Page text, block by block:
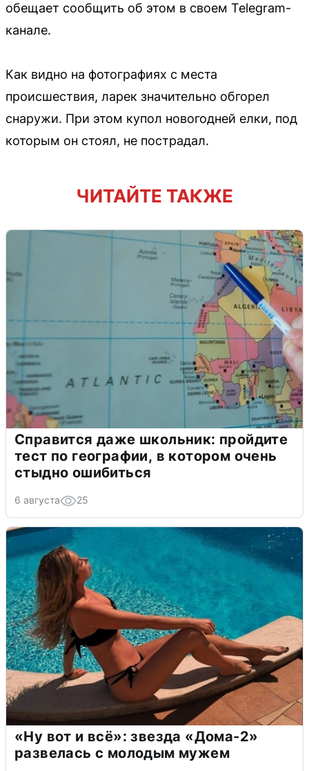
обещает сообщить об этом в своем Telegram-
канале.
Как видно на фотографиях с места
происшествия, ларек значительно обгорел
снаружи. При этом купол новогодней елки, под
которым он стоял, не пострадал.
ЧИТАЙТЕ ТАКЖЕ
Справится даже школьник: пройдите
тест по географии, в котором очень
стыдно ошибиться
6 августа 25
«Ну вот и всё»: звезда «Дома-2»
развелась с молодым мужем